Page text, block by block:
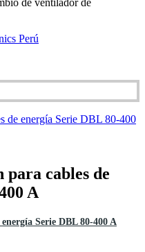
de ventilador de
Perú
cables de
A
Serie DBL 80-400 A